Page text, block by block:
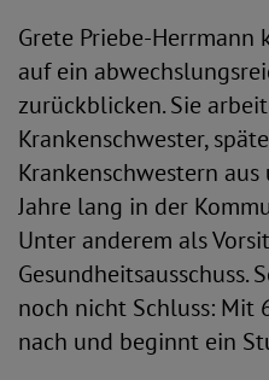
Grete Priebe-Herrmann
auf ein
zurückblicken. Sie
Krankenschwester,
Krankenschwestern
Jahre lang in der
Unter anderem als
Gesundheitsausschuss.
noch nicht Schluss: Mit
nach und beginnt ein